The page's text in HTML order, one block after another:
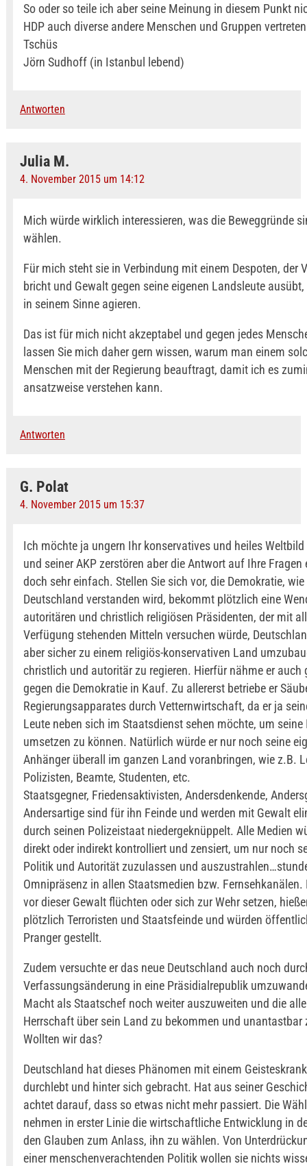
So oder so teile ich aber seine Meinung in diesem Punkt
HDP auch diverse andere Menschen und Gruppen
Tschüs
Jörn Sudhoff (in Istanbul lebend)
Antworten
Julia M.
4. November 2015 um 14:12
Mich würde wirklich interessieren, was die Beweggründe
wählen.
Für mich steht sie in Verbindung mit einem Despoten, der
bricht und Gewalt gegen seine eigenen Landsleute
in seinem Sinne agieren.
Das ist für mich nicht akzeptabel und gegen jedes
lassen Sie mich daher gern wissen, warum man einem
Menschen mit der Regierung beauftragt, damit ich es
ansatzweise verstehen kann.
Antworten
G. Polat
4. November 2015 um 15:37
Ich möchte ja ungern Ihr konservatives und heiles
und seiner AKP zerstören aber die Antwort auf Ihre Fragen
doch sehr einfach. Stellen Sie sich vor, die Demokratie,
Deutschland verstanden wird, bekommt plötzlich eine
autoritären und christlich religiösen Präsidenten, der mit
Verfügung stehenden Mitteln versuchen würde,
aber sicher zu einem religiös-konservativen Land
christlich und autoritär zu regieren. Hierfür nähme er auch
gegen die Demokratie in Kauf. Zu allererst betriebe er
Regierungsapparates durch Vetternwirtschaft, da er ja
Leute neben sich im Staatsdienst sehen möchte, um seine
umsetzen zu können. Natürlich würde er nur noch seine
Anhänger überall im ganzen Land voranbringen, wie z.B.
Polizisten, Beamte, Studenten, etc.
Staatsgegner, Friedensaktivisten, Andersdenkende,
Andersartige sind für ihn Feinde und werden mit Gewalt
durch seinen Polizeistaat niedergeknüppelt. Alle Medien
direkt oder indirekt kontrolliert und zensiert, um nur noch
Politik und Autorität zuzulassen und
Omnipräsenz in allen Staatsmedien bzw. Fernsehkanälen.
vor dieser Gewalt flüchten oder sich zur Wehr setzen,
plötzlich Terroristen und Staatsfeinde und würden
Pranger gestellt.
Zudem versuchte er das neue Deutschland auch noch
Verfassungsänderung in eine Präsidialrepublik
Macht als Staatschef noch weiter auszuweiten und die
Herrschaft über sein Land zu bekommen und unantastbar
Wollten wir das?
Deutschland hat dieses Phänomen mit einem
durchlebt und hinter sich gebracht. Hat aus seiner
achtet darauf, dass so etwas nicht mehr passiert. Die
nehmen in erster Linie die wirtschaftliche Entwicklung in
den Glauben zum Anlass, ihn zu wählen. Von
einer menschenverachtenden Politik wollen sie nichts